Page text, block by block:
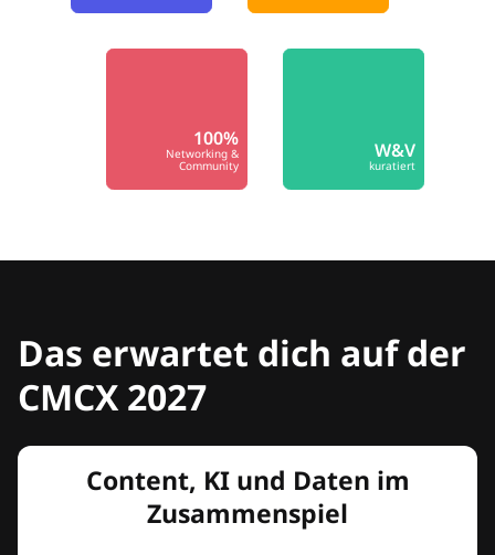
100%
Networking &
Community
W&V
kuratiert
Das erwartet dich auf der
CMCX 2027
Content, KI und Daten im
Zusammenspiel